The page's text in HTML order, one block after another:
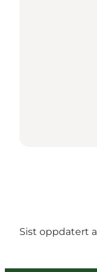
Sist oppdatert